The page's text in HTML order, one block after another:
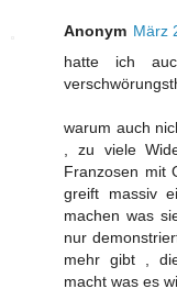
Anonym März
hatte ich
warum auch
, zu viele
Franzosen mit
greift massiv
machen was
nur
mehr gibt ,
macht was es